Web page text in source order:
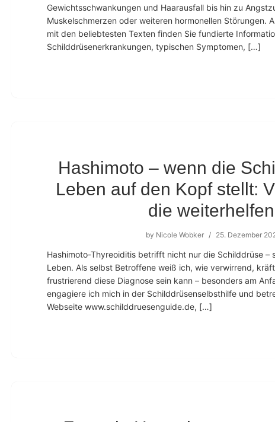
Gewichtsschwankungen und Haarausfall bis hin zu
Muskelschmerzen oder weiteren hormonellen Störungen.
mit den beliebtesten Texten finden Sie fundierte
Schilddrüsenerkrankungen, typischen Symptomen, […]
Hashimoto – wenn die
Leben auf den Kopf stellt:
die
by Nicole Wobker / 25. Dezember
Hashimoto-Thyreoiditis betrifft nicht nur die Schilddrüse –
Leben. Als selbst Betroffene weiß ich, wie verwirrend,
frustrierend diese Diagnose sein kann – besonders am
engagiere ich mich in der Schilddrüsenselbsthilfe und
Webseite www.schilddruesenguide.de, […]